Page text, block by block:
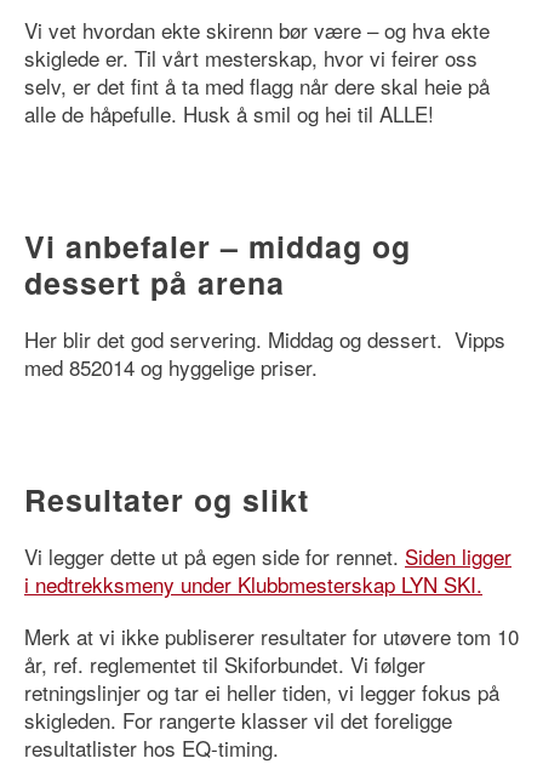
Vi vet hvordan ekte skirenn bør være – og hva ekte
skiglede er. Til vårt mesterskap, hvor vi feirer oss
selv, er det fint å ta med flagg når dere skal heie på
alle de håpefulle. Husk å smil og hei til ALLE!
Vi anbefaler – middag og
dessert på arena
Her blir det god servering. Middag og dessert. Vipps
med 852014 og hyggelige priser.
Resultater og slikt
Vi legger dette ut på egen side for rennet. Siden ligger
i nedtrekksmeny under Klubbmesterskap LYN SKI.
Merk at vi ikke publiserer resultater for utøvere tom 10
år, ref. reglementet til Skiforbundet. Vi følger
retningslinjer og tar ei heller tiden, vi legger fokus på
skigleden. For rangerte klasser vil det foreligge
resultatlister hos EQ-timing.